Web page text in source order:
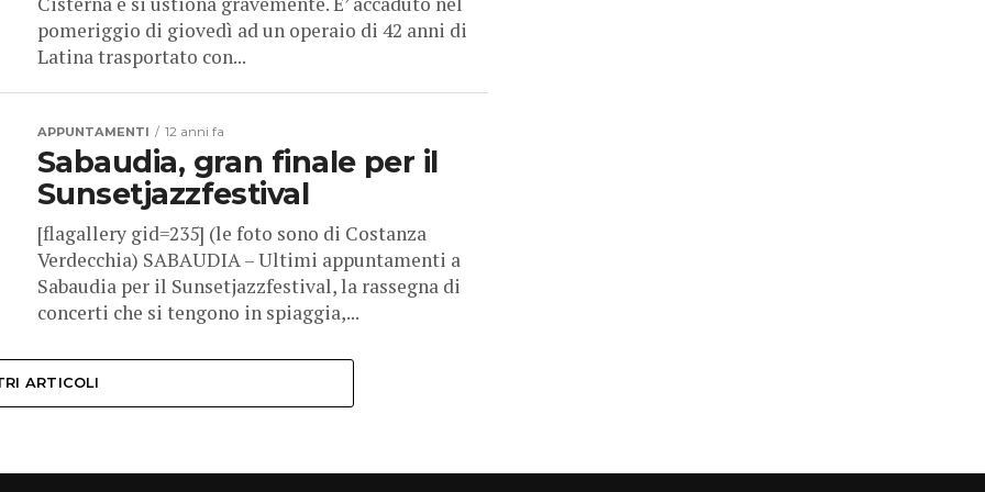
pomeriggio di giovedì ad un operaio di 42 anni di
Latina trasportato con...
APPUNTAMENTI 12 anni fa
Sabaudia, gran finale per il
Sunsetjazzfestival
[flagallery gid=235] (le foto sono di Costanza
Verdecchia) SABAUDIA – Ultimi appuntamenti a
Sabaudia per il Sunsetjazzfestival, la rassegna di
concerti che si tengono in spiaggia,...
ARTICOLI